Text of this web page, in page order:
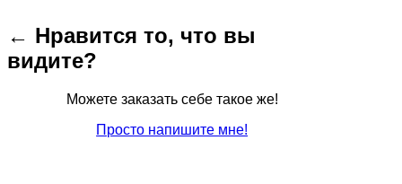
← Нравится то, что вы
видите?
Можете заказать себе такое же!
Просто напишите мне!